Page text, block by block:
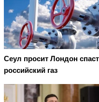
Сеул просит Лондон
российский газ